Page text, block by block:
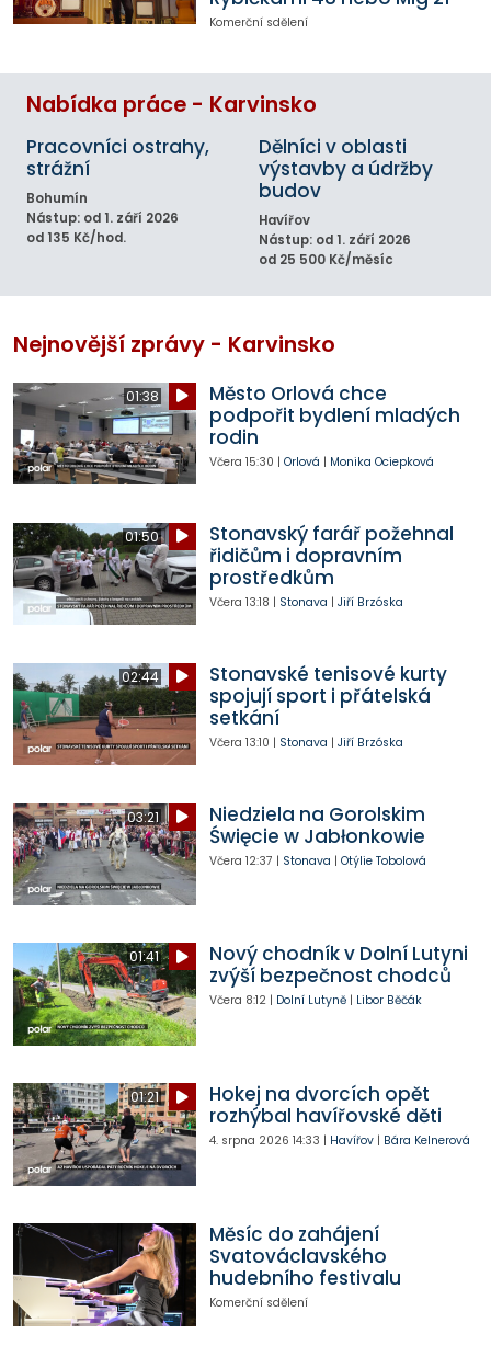
Komerční sdělení
Nabídka práce - Karvinsko
Pracovníci ostrahy,
strážní
Bohumín
Nástup: od 1. září 2026
od 135 Kč/hod.
Dělníci v oblasti
výstavby a údržby
budov
Havířov
Nástup: od 1. září 2026
od 25 500 Kč/měsíc
Nejnovější zprávy - Karvinsko
01:38
Město Orlová chce
podpořit bydlení mladých
rodin
Včera 15:30 | Orlová | Monika Ociepková
01:50
Stonavský farář požehnal
řidičům i dopravním
prostředkům
Včera 13:18 | Stonava | Jiří Brzóska
02:44
Stonavské tenisové kurty
spojují sport i přátelská
setkání
Včera 13:10 | Stonava | Jiří Brzóska
03:21
Niedziela na Gorolskim
Święcie w Jabłonkowie
Včera 12:37 | Stonava | Otýlie Tobolová
01:41
Nový chodník v Dolní Lutyni
zvýší bezpečnost chodců
Včera 8:12| Dolní Lutyně| Libor Běčák
01:21
Hokej na dvorcích opět
rozhýbal havířovské děti
4. srpna 2026 14:33 | Havířov| Bára Kelnerová
Měsíc do zahájení
Svatováclavského
hudebního festivalu
Komerční sdělení